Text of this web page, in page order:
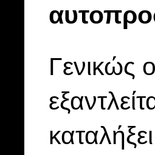
Γενικώς